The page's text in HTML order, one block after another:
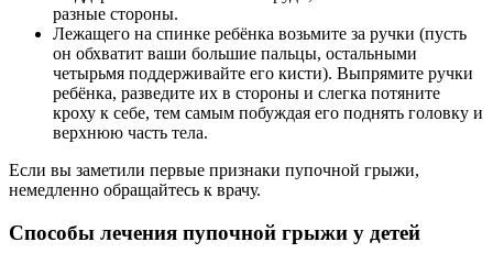
разные стороны.
Лежащего на спинке ребёнка возьмите за ручки (пусть
он обхватит ваши большие пальцы, остальными
четырьмя поддерживайте его кисти). Выпрямите ручки
ребёнка, разведите их в стороны и слегка потяните
кроху к себе, тем самым побуждая его поднять головку и
верхнюю часть тела.
Если вы заметили первые признаки пупочной грыжи,
немедленно обращайтесь к врачу.
Способы лечения пупочной грыжи у детей